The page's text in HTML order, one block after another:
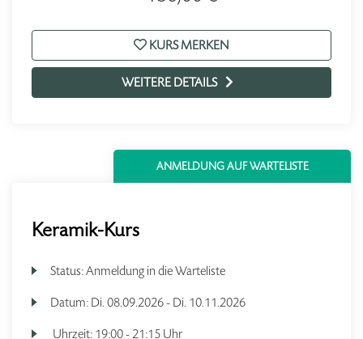
KURS MERKEN
WEITERE DETAILS
ANMELDUNG AUF WARTELISTE
Keramik-Kurs
Status:Anmeldung in die Warteliste
Datum: Di. 08.09.2026 - Di. 10.11.2026
Uhrzeit: 19:00 - 21:15 Uhr